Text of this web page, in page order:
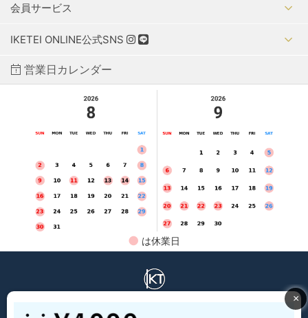
会員サービス
IKETEI ONLINE公式SNS
営業日カレンダー
● は休業日